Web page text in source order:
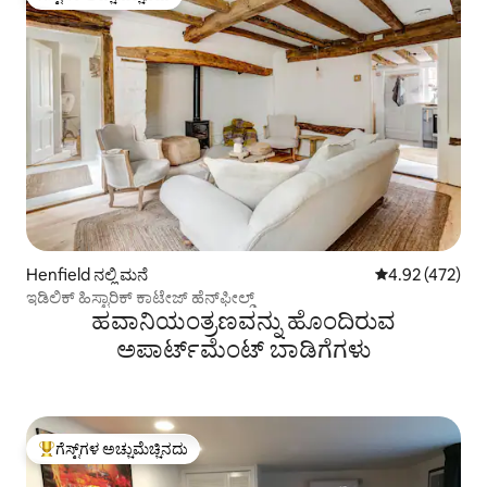
Henfield ನಲ್ಲಿ ಮನೆ 5 ರಲ್ಲಿ 4.92
4.92 (472)
ಇಡಿಲಿಕ್ ಹಿಸ್ಟಾರಿಕ್ ಕಾಟೇಜ್ ಹೆನ್‌ಫೀಲ್ಡ್
ಹವಾನಿಯಂತ್ರಣವನ್ನು ಹೊಂದಿರುವ
ಅಪಾರ್ಟ್‌ಮೆಂಟ್‌ ಬಾಡಿಗೆಗಳು
ಗೆಸ್ಟ್‌ಗಳಿಗೆ ಅತಿ ಹೆಚ್ಚು ಅಚ್ಚುಮೆಚ್ಚಿನದು
ಗೆಸ್ಟ್‌ಗಳ ಅಚ್ಚುಮೆಚ್ಚಿನದು